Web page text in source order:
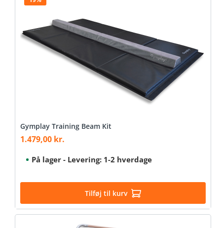
Gymplay Training Beam Kit
Sale price:
1.479,00 kr.
På lager - Levering: 1-2 hverdage
Tilføj til kurv